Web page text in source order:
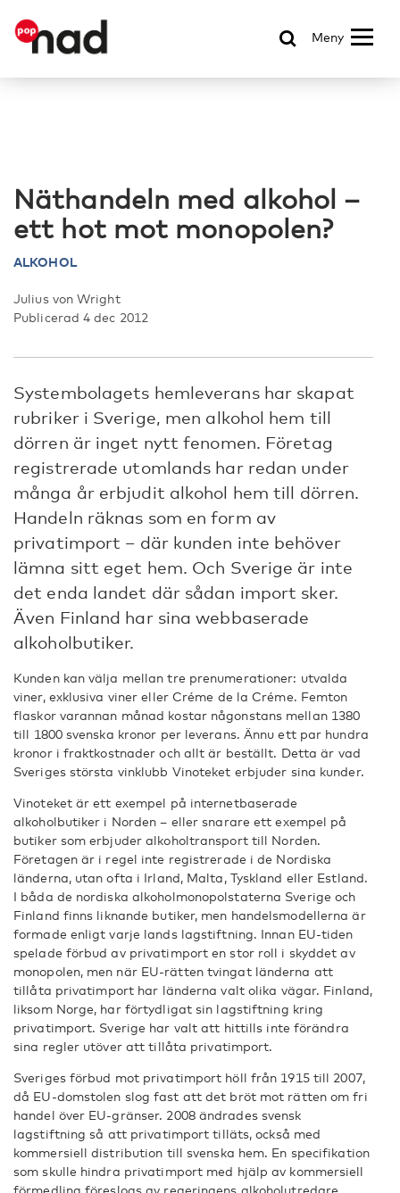
Meny
Näthandeln med alkohol –
ett hot mot monopolen?
ALKOHOL
Julius von Wright
Publicerad 4 dec 2012
Systembolagets hemleverans har skapat
rubriker i Sverige, men alkohol hem till
dörren är inget nytt fenomen. Företag
registrerade utomlands har redan under
många år erbjudit alkohol hem till dörren.
Handeln räknas som en form av
privatimport – där kunden inte behöver
lämna sitt eget hem. Och Sverige är inte
det enda landet där sådan import sker.
Även Finland har sina webbaserade
alkoholbutiker.
Kunden kan välja mellan tre prenumerationer: utvalda
viner, exklusiva viner eller Créme de la Créme. Femton
flaskor varannan månad kostar någonstans mellan 1380
till 1800 svenska kronor per leverans. Ännu ett par hundra
kronor i fraktkostnader och allt är beställt. Detta är vad
Sveriges största vinklubb Vinoteket erbjuder sina kunder.
Vinoteket är ett exempel på internetbaserade
alkoholbutiker i Norden – eller snarare ett exempel på
butiker som erbjuder alkoholtransport till Norden.
Företagen är i regel inte registrerade i de Nordiska
länderna, utan ofta i Irland, Malta, Tyskland eller Estland.
I båda de nordiska alkoholmonopolstaterna Sverige och
Finland finns liknande butiker, men handelsmodellerna är
formade enligt varje lands lagstiftning. Innan EU-tiden
spelade förbud av privatimport en stor roll i skyddet av
monopolen, men när EU-rätten tvingat länderna att
tillåta privatimport har länderna valt olika vägar. Finland,
liksom Norge, har förtydligat sin lagstiftning kring
privatimport. Sverige har valt att hittills inte förändra
sina regler utöver att tillåta privatimport.
Sveriges förbud mot privatimport höll från 1915 till 2007,
då EU-domstolen slog fast att det bröt mot rätten om fri
handel över EU-gränser. 2008 ändrades svensk
lagstiftning så att privatimport tilläts, också med
kommersiell distribution till svenska hem. En specifikation
som skulle hindra privatimport med hjälp av kommersiell
förmedling föreslogs av regeringens alkoholutredare